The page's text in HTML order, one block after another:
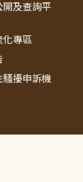
開及查詢平
化專區
騷擾申訴機